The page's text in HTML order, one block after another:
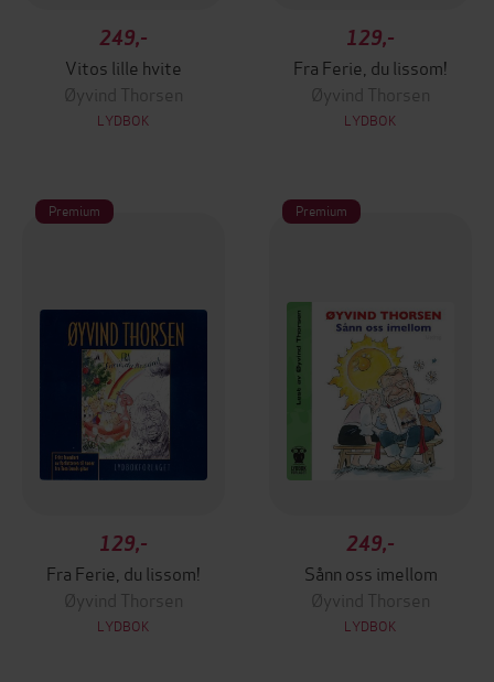
249,-
Vitos lille hvite
Øyvind Thorsen
LYDBOK
129,-
Fra Ferie, du lissom!
Øyvind Thorsen
LYDBOK
Premium
129,-
Fra Ferie, du lissom!
Øyvind Thorsen
LYDBOK
Premium
249,-
Sånn oss imellom
Øyvind Thorsen
LYDBOK